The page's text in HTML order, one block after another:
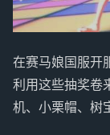
在赛马娘国服开
利用这些抽奖卷
机、小栗帽、树